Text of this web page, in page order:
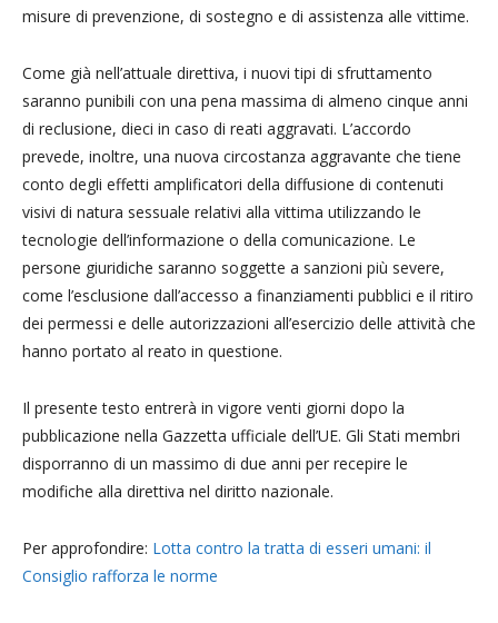
misure di prevenzione, di sostegno e di assistenza alle vittime.
Come già nell’attuale direttiva, i nuovi tipi di sfruttamento
saranno punibili con una pena massima di almeno cinque anni
di reclusione, dieci in caso di reati aggravati. L’accordo
prevede, inoltre, una nuova circostanza aggravante che tiene
conto degli effetti amplificatori della diffusione di contenuti
visivi di natura sessuale relativi alla vittima utilizzando le
tecnologie dell’informazione o della comunicazione. Le
persone giuridiche saranno soggette a sanzioni più severe,
come l’esclusione dall’accesso a finanziamenti pubblici e il ritiro
dei permessi e delle autorizzazioni all’esercizio delle attività che
hanno portato al reato in questione.
Il presente testo entrerà in vigore venti giorni dopo la
pubblicazione nella Gazzetta ufficiale dell’UE. Gli Stati membri
disporranno di un massimo di due anni per recepire le
modifiche alla direttiva nel diritto nazionale.
Per approfondire: Lotta contro la tratta di esseri umani: il
Consiglio rafforza le norme